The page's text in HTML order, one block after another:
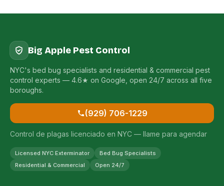
Big Apple Pest Control
NYC's bed bug specialists and residential & commercial pest
control experts — 4.6★ on Google, open 24/7 across all five
boroughs.
(929) 706-1229
Control de plagas licenciado en NYC — llame para agendar
Licensed NYC Exterminator
Bed Bug Specialists
Residential & Commercial
Open 24/7